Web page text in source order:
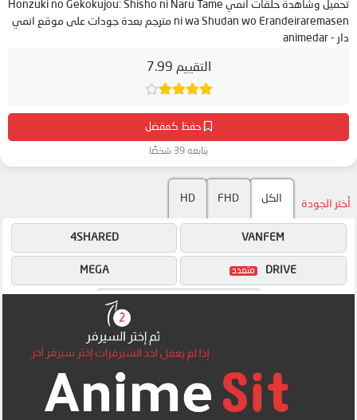
التقييم 7.99
حفظ كمفضل
يتابعه 39 شخصًا
تحميل وشاهدة حلقات انمي Honzuki no Gekokujou: Shisho ni Naru Tame
ni wa Shudan wo Erandeiraremasen مترجم بعدة جودات على موقع انمي
دار - animedar
أختر الجودة الكل FHD
HD
VANFEM
MEGA
4SHARED
DRIVE